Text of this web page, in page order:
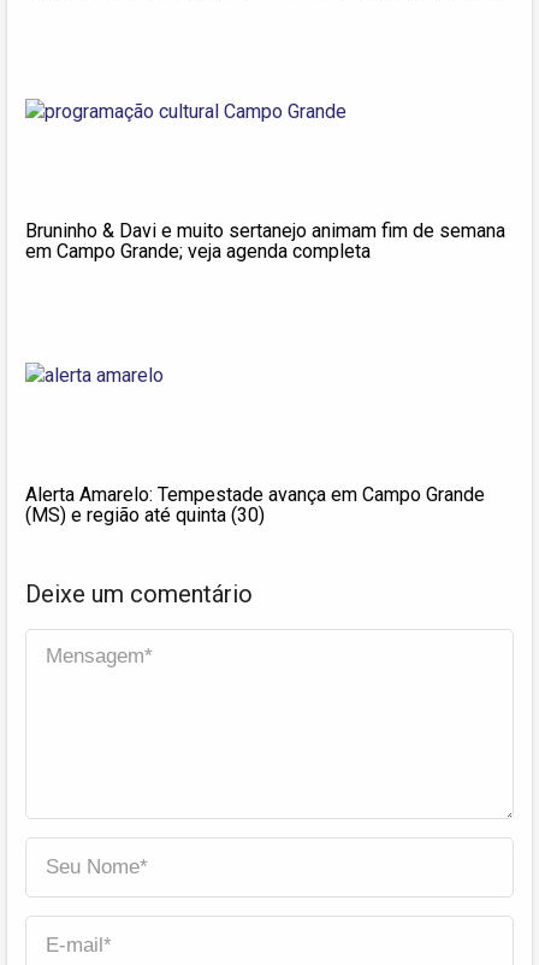
Bruninho & Davi e muito sertanejo animam fim de semana
em Campo Grande; veja agenda completa
Alerta Amarelo: Tempestade avança em Campo Grande
(MS) e região até quinta (30)
Deixe um comentário